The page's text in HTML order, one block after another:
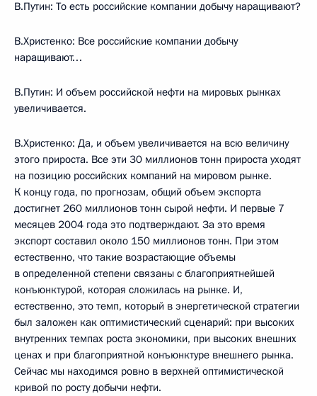
В.Путин: То есть российские компании добычу наращивают?
В.Христенко: Все российские компании добычу
наращивают…
В.Путин: И объем российской нефти на мировых рынках
увеличивается.
В.Христенко: Да, и объем увеличивается на всю величину
этого прироста. Все эти 30 миллионов тонн прироста уходят
на позицию российских компаний на мировом рынке.
К концу года, по прогнозам, общий объем экспорта
достигнет 260 миллионов тонн сырой нефти. И первые 7
месяцев 2004 года это подтверждают. За это время
экспорт составил около 150 миллионов тонн. При этом
естественно, что такие возрастающие объемы
в определенной степени связаны с благоприятнейшей
конъюнктурой, которая сложилась на рынке. И,
естественно, это темп, который в энергетической стратегии
был заложен как оптимистический сценарий: при высоких
внутренних темпах роста экономики, при высоких внешних
ценах и при благоприятной конъюнктуре внешнего рынка.
Сейчас мы находимся ровно в верхней оптимистической
кривой по росту добычи нефти.